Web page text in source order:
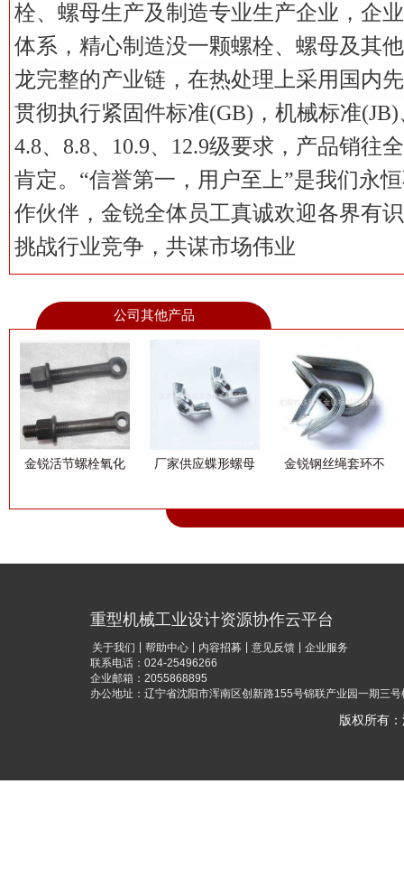
栓、螺母生产及制造专业生产企业，企
体系，精心制造没一颗螺栓、螺母及其
龙完整的产业链，在热处理上采用国内
贯彻执行紧固件标准(GB)，机械标准
4.8、8.8、10.9、12.9级要求，产品销往
肯定。“信誉第一，用户至上”是我们永
作伙伴，金锐全体员工真诚欢迎各界有
挑战行业竞争，共谋市场伟业
公司其他产品
金锐活节螺栓氧化
厂家供应蝶形螺母
冷打蝴蝶螺母批发
金锐钢丝绳套环不
重型机械工业设计资源协作云平台
关于我们 帮助中心 内容招募 意见反馈
企业服务
联系电话：024-25496266
企业邮箱：2055868895
办公地址：辽宁省沈阳市浑南区创新路155号锦联产业园一期三
版权所有